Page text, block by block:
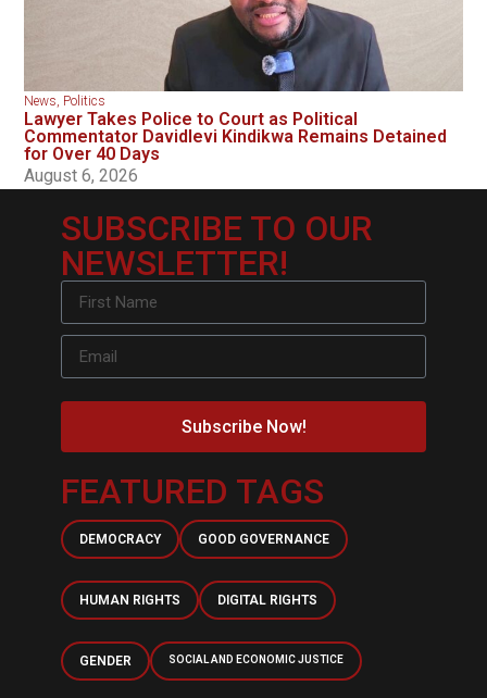
News, Politics
Lawyer Takes Police to Court as Political
Commentator Davidlevi Kindikwa Remains Detained
for Over 40 Days
August 6, 2026
SUBSCRIBE TO OUR
NEWSLETTER!
Subscribe Now!
FEATURED TAGS
DEMOCRACY GOOD GOVERNANCE
HUMAN RIGHTS DIGITAL RIGHTS
GENDER SOCIAL AND ECONOMIC JUSTICE